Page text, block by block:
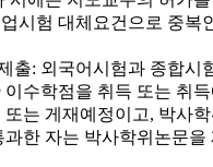
시험 대체요건으로 중복
출: 외국어시험과 종합시
수학점을 취득 또는 취득
는 게재예정이고, 박사학
과한 자는 박사학위논문을